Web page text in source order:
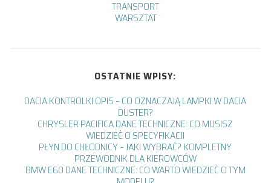
TRANSPORT
WARSZTAT
OSTATNIE WPISY:
DACIA KONTROLKI OPIS – CO OZNACZAJĄ LAMPKI W DACIA
DUSTER?
CHRYSLER PACIFICA DANE TECHNICZNE: CO MUSISZ
WIEDZIEĆ O SPECYFIKACJI
PŁYN DO CHŁODNICY – JAKI WYBRAĆ? KOMPLETNY
PRZEWODNIK DLA KIEROWCÓW
BMW E60 DANE TECHNICZNE: CO WARTO WIEDZIEĆ O TYM